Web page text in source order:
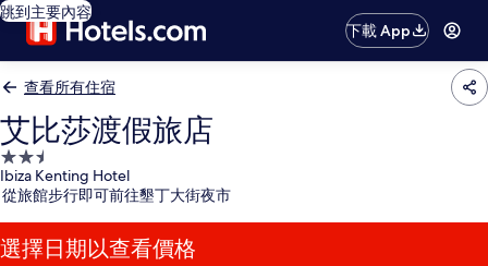
跳到主要內容
下載 App
查看所有住宿
艾比莎渡假旅店
2.5
星
級
住
宿
Ibiza Kenting Hotel
從旅館步行即可前往墾丁大街夜市
選擇日期以查看價格